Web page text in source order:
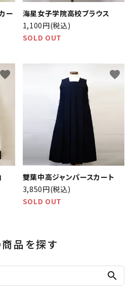
ー
海星女子学院高校ブラウス
1,100円(税込)
SOLD OUT
favorite
雙葉中高ジャンパースカート
3,850円(税込)
SOLD OUT
favorite
品を探す
search